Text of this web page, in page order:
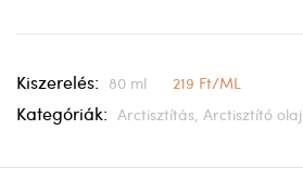
Kiszerelés: 80 ml 219 Ft/ML
Kategóriák: Arctisztítás, Arctisztító olaj